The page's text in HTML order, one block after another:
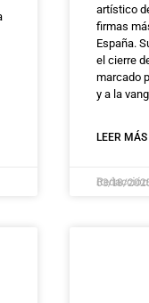
artístico
firmas
España.
el cierre
marcado
y a la
LEER MÁS
03/18/